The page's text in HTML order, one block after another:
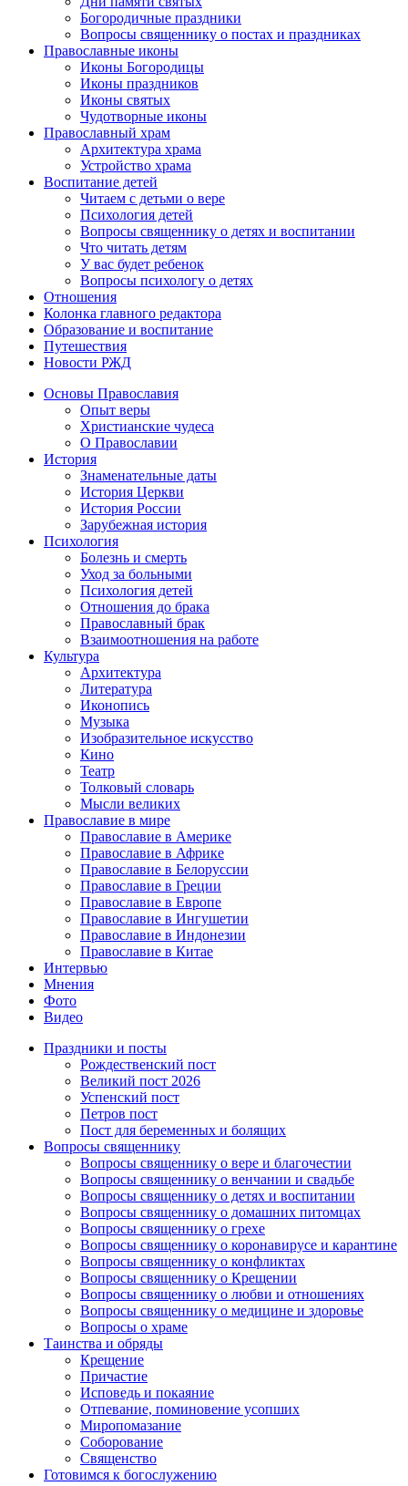
Богородичные праздники
Вопросы священнику о постах и праздниках
Православные иконы
Иконы Богородицы
Иконы праздников
Иконы святых
Чудотворные иконы
Православный храм
Архитектура храма
Устройство храма
Воспитание детей
Читаем с детьми о вере
Психология детей
Вопросы священнику о детях и воспитании
Что читать детям
У вас будет ребенок
Вопросы психологу о детях
Отношения
Колонка главного редактора
Образование и воспитание
Путешествия
Новости РЖД
Основы Православия
Опыт веры
Христианские чудеса
О Православии
История
Знаменательные даты
История Церкви
История России
Зарубежная история
Психология
Болезнь и смерть
Уход за больными
Психология детей
Отношения до брака
Православный брак
Взаимоотношения на работе
Культура
Архитектура
Литература
Иконопись
Музыка
Изобразительное искусство
Кино
Театр
Толковый словарь
Мысли великих
Православие в мире
Православие в Америке
Православие в Африке
Православие в Белоруссии
Православие в Греции
Православие в Европе
Православие в Ингушетии
Православие в Индонезии
Православие в Китае
Интервью
Мнения
Фото
Видео
Праздники и посты
Рождественский пост
Великий пост 2026
Успенский пост
Петров пост
Пост для беременных и болящих
Вопросы священнику
Вопросы священнику о вере и благочестии
Вопросы священнику о венчании и свадьбе
Вопросы священнику о детях и воспитании
Вопросы священнику о домашних питомцах
Вопросы священнику о грехе
Вопросы священнику о коронавирусе и карантине
Вопросы священнику о конфликтах
Вопросы священнику о Крещении
Вопросы священнику о любви и отношениях
Вопросы священнику о медицине и здоровье
Вопросы о храме
Таинства и обряды
Крещение
Причастие
Исповедь и покаяние
Отпевание, поминовение усопших
Миропомазание
Соборование
Священство
Готовимся к богослужению